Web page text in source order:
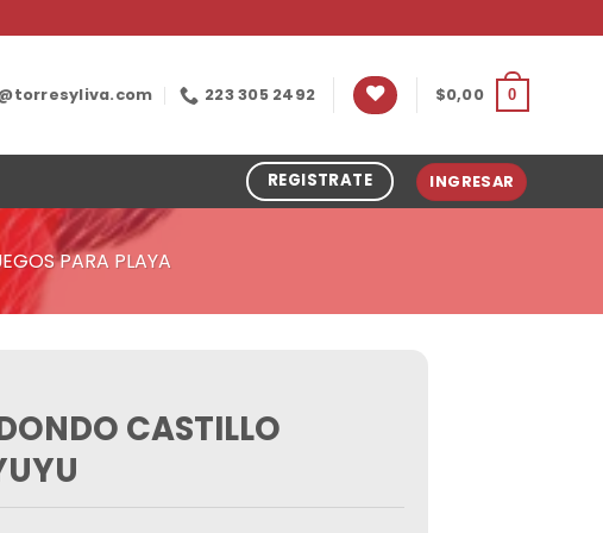
223 305 2492 $0,00 0
REGISTRATE INGRESAR
PARA PLAYA
CASTILLO